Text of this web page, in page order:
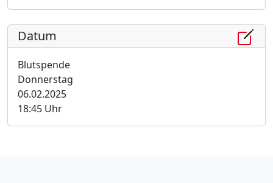
Datum
Blutspende
Donnerstag
06.02.2025
18:45 Uhr